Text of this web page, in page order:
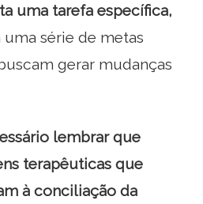
uma tarefa específica,
série de metas
gerar mudanças
lembrar que
terapêuticas que
à conciliação da